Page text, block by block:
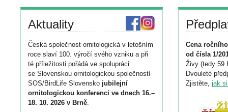
Aktuality
Česká společnost ornitologická v letošním
roce slaví 100. výročí svého vzniku a při
té příležitosti pořádá ve spolupráci
se Slovenskou ornitologickou společností
SOS/BirdLife Slovensko jubilejní
ornitologickou konferenci ve dnech 16.–
18. 10. 2026 v Brně.
Cena
od čísla 1/
Živy (tedy 59
Dvouleté
Zjistěte, jak